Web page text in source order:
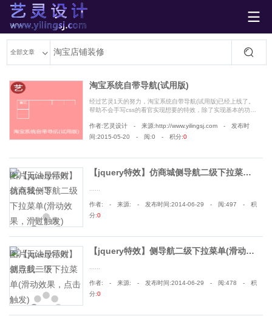
艺灵设计 
全部文章
淘宝系统自带导航(试用版)
经过艺灵1天的努力，淘宝系统自带导航(试用版)已经上线了。
帮助不会手写css的看官实现想要的特效，除了实现基本的功能
作者:艺灵设计 - 来源:http://www.yilingsj.com - 发布时
间:2015-05-20 - 阅:0 - 积分:0
【jquery特效】仿商城侧导航二级下拉菜单(滑动效果，滑过触发)
作者: - 来源: - 发布时间:2014-06-29 - 阅:497 - 积
分:0
【jquery特效】侧导航二级下拉菜单(滑动效果，点击触发)
作者: - 来源: - 发布时间:2014-06-29 - 阅:478 - 积
分:0